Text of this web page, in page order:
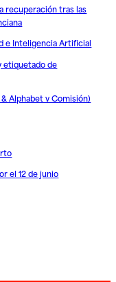
recuperación tras las
e Inteligencia Artificial
etiquetado de
Alphabet v Comisión)
el 12 de junio